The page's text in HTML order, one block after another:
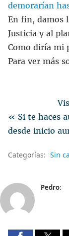
demorarían
En fin, damos
Justicia y al
Como diría mi
Para ver más
« Si te haces
desde inicio
Categorías: Sin
Pedro: